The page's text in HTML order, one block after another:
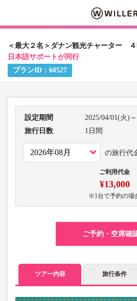
＜最大２名＞ダナン観光チャーター
日本語サポートが同行
プランID： 60527
設定期間
2025/04/01(火)
旅行日数
1日間
の旅行代
ご利用代金
¥13,000
※1台で予約の場
ご予約・空席確
ツアー内容 旅行条件